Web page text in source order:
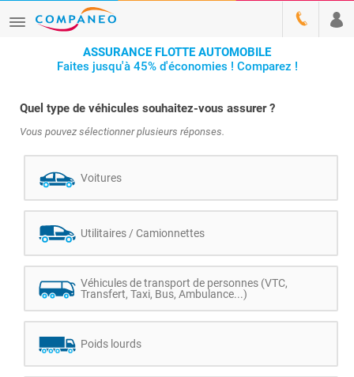
ASSURANCE FLOTTE AUTOMOBILE
Faites jusqu'à 45% d'économies ! Comparez !
Quel type de véhicules souhaitez-vous assurer ?
Vous pouvez sélectionner plusieurs réponses.
Voitures
Utilitaires / Camionnettes
Véhicules de transport de personnes (VTC,
Transfert, Taxi, Bus, Ambulance...)
Poids lourds